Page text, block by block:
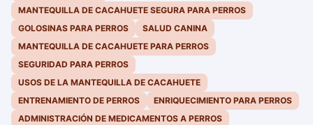
MANTEQUILLA DE CACAHUETE SEGURA PARA PERROS
GOLOSINAS PARA PERROS
SALUD CANINA
MANTEQUILLA DE CACAHUETE PARA PERROS
SEGURIDAD PARA PERROS
USOS DE LA MANTEQUILLA DE CACAHUETE
ENTRENAMIENTO DE PERROS
ENRIQUECIMIENTO PARA PERROS
ADMINISTRACIÓN DE MEDICAMENTOS A PERROS